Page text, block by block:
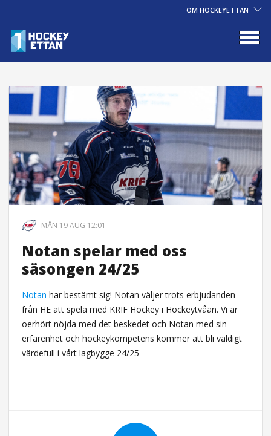
OM HOCKEYETTAN
MÅN 19 AUG 12:01
Notan spelar med oss
säsongen 24/25
Notan har bestämt sig! Notan väljer trots erbjudanden
från HE att spela med KRIF Hockey i Hockeytvåan. Vi är
oerhört nöjda med det beskedet och Notan med sin
erfarenhet och hockeykompetens kommer att bli väldigt
värdefull i vårt lagbygge 24/25